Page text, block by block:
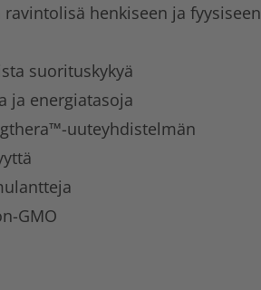
henkiseen ja fyysiseen
suorituskykyä
ja energiatasoja
uuteyhdistelmän
GMO